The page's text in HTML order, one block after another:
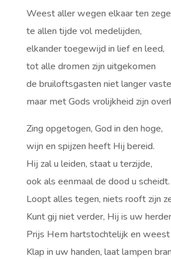
Weest aller wegen elkaar ten
te allen tijde vol medelijden,
elkander toegewijd in lief en leed,
tot alle dromen zijn uitgekomen
de bruiloftsgasten niet langer
maar met Gods vrolijkheid zijn
Zing opgetogen, God in den hoge,
wijn en spijzen heeft Hij bereid.
Hij zal u leiden, staat u terzijde,
ook als eenmaal de dood u scheidt.
Loopt alles tegen, niets rooft zijn
Kunt gij niet verder, Hij is uw
Prijs Hem hartstochtelijk en
Klap in uw handen, laat lampen